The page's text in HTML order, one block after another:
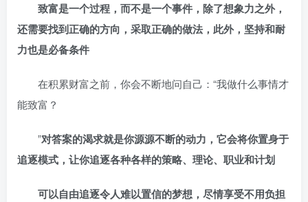
致富是一个过程，而不是一个事件，除了想象力之外，
还需要找到正确的方向，采取正确的做法，此外，坚持和耐
力也是必备条件
在积累财富之前，你会不断地问自己：“我做什么事情才
能致富？
”对答案的渴求就是你源源不断的动力，它会将你置身于
追逐模式，让你追逐各种各样的策略、理论、职业和计划
可以自由追逐令人难以置信的梦想，尽情享受不用负担